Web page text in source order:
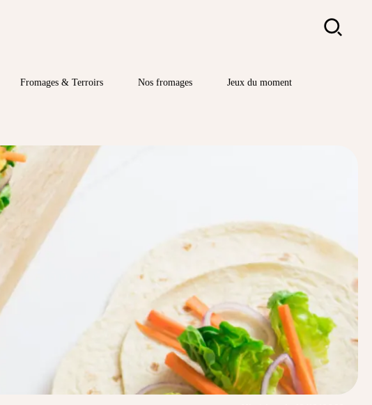
Rechercher
Fromages & Terroirs Nos fromages Jeux du moment